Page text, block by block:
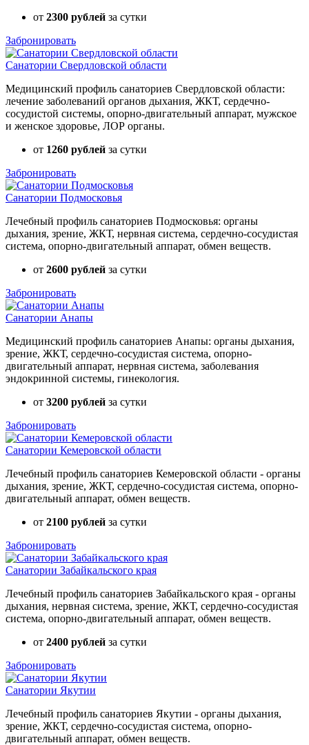
от 2300 рублей за сутки
Забронировать
Санатории Свердловской области
Медицинский профиль санаториев Свердловской области:
лечение заболеваний органов дыхания, ЖКТ, сердечно-
сосудистой системы, опорно-двигательный аппарат, мужское
и женское здоровье, ЛОР органы.
от 1260 рублей за сутки
Забронировать
Санатории Подмосковья
Лечебный профиль санаториев Подмосковья: органы
дыхания, зрение, ЖКТ, нервная система, сердечно-сосудистая
система, опорно-двигательный аппарат, обмен веществ.
от 2600 рублей за сутки
Забронировать
Санатории Анапы
Медицинский профиль санаториев Анапы: органы дыхания,
зрение, ЖКТ, сердечно-сосудистая система, опорно-
двигательный аппарат, нервная система, заболевания
эндокринной системы, гинекология.
от 3200 рублей за сутки
Забронировать
Санатории Кемеровской области
Лечебный профиль санаториев Кемеровской области - органы
дыхания, зрение, ЖКТ, сердечно-сосудистая система, опорно-
двигательный аппарат, обмен веществ.
от 2100 рублей за сутки
Забронировать
Санатории Забайкальского края
Лечебный профиль санаториев Забайкальского края - органы
дыхания, нервная система, зрение, ЖКТ, сердечно-сосудистая
система, опорно-двигательный аппарат, обмен веществ.
от 2400 рублей за сутки
Забронировать
Санатории Якутии
Лечебный профиль санаториев Якутии - органы дыхания,
зрение, ЖКТ, сердечно-сосудистая система, опорно-
двигательный аппарат, обмен веществ.